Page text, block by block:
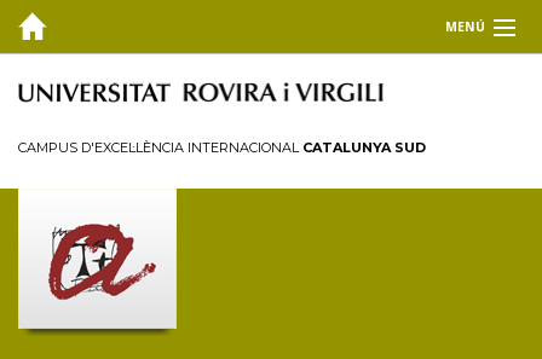
MENÚ
EL CEDAT
Membres
Personal investigador
Reglament
CAMPUS D'EXCEL·LÈNCIA INTERNACIONAL CATALUNYA SUD